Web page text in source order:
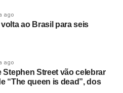
ago
ao Brasil para seis
ago
Stephen Street vão celebrar
“The queen is dead”, dos